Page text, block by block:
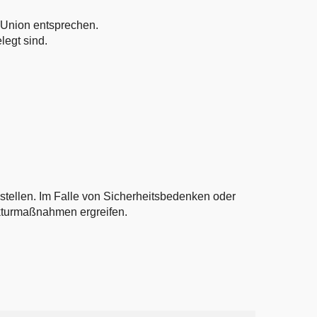
entsprechen.
sind.
Im Falle von Sicherheitsbedenken oder
ergreifen.